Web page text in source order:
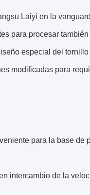
Laiyi en la
para procesar
especial del
modificadas para
para la base de
intercambio de la